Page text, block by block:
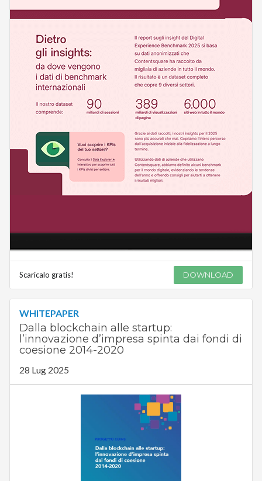
Scaricalo gratis! DOWNLOAD
WHITEPAPER
Dalla blockchain alle startup:
l’innovazione d’impresa spinta dai fondi di
coesione 2014-2020
28 Lug 2025